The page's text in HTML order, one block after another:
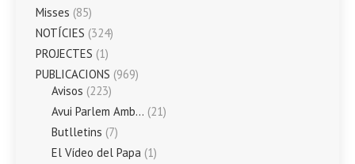
Misses (85)
NOTÍCIES (324)
PROJECTES (1)
PUBLICACIONS (969)
Avisos (223)
Avui Parlem Amb… (21)
Butlletins (7)
El Vídeo del Papa (1)